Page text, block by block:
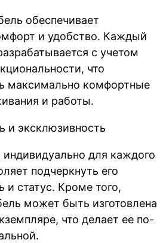
обеспечивает
и удобство. Каждый
с учетом
что
максимально комфортные
и работы.
и эксклюзивность
индивидуально для каждого
подчеркнуть его
и статус. Кроме того,
может быть изготовлена
что делает ее по-